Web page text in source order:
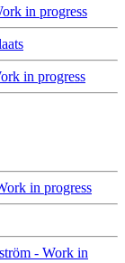
in progress
in progress
in progress
- Work in